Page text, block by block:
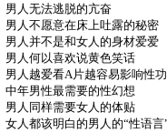
男人无法逃脱的亢奋
男人不愿意在床上吐露的秘密
男人并不是和女人的身材爱爱
男人何以喜欢说黄色笑话
男人越爱看A片越容易影响性
中年男性最需要的性幻想
男人同样需要女人的体贴
女人都该明白的男人的“性语言